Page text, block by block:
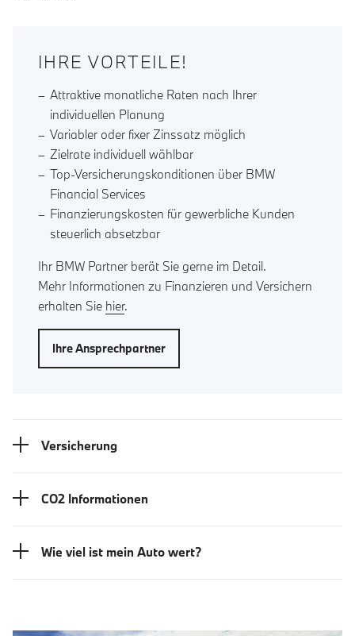
IHRE VORTEILE!
Attraktive monatliche Raten nach Ihrer
individuellen Planung
Variabler oder fixer Zinssatz möglich
Zielrate individuell wählbar
Top-Versicherungskonditionen über BMW
Financial Services
Finanzierungskosten für gewerbliche Kunden
steuerlich absetzbar
Ihr BMW Partner berät Sie gerne im Detail.
Mehr Informationen zu Finanzieren und Versichern
erhalten Sie hier.
Ihre Ansprechpartner
Versicherung
CO2 Informationen
Wie viel ist mein Auto wert?